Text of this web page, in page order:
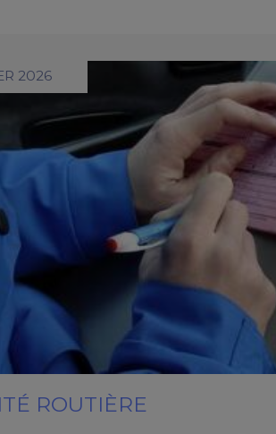
2026
ROUTIÈRE